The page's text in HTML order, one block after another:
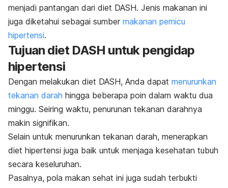
menjadi pantangan dari diet DASH. Jenis makanan ini
juga diketahui sebagai sumber makanan pemicu
hipertensi.
Tujuan diet DASH untuk pengidap
hipertensi
Dengan melakukan diet DASH, Anda dapat menurunkan
tekanan darah hingga beberapa poin dalam waktu dua
minggu. Seiring waktu, penurunan tekanan darahnya
makin signifikan.
Selain untuk menurunkan tekanan darah, menerapkan
diet hipertensi juga baik untuk menjaga kesehatan tubuh
secara keseluruhan.
Pasalnya, pola makan sehat ini juga sudah terbukti